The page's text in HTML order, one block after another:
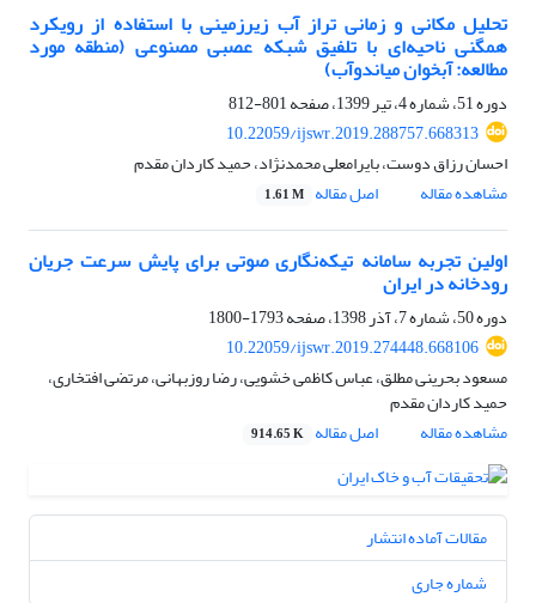
تحلیل مکانی و زمانی تراز آب زیرزمینی با استفاده از رویکرد
همگنی ناحیه‌ای با تلفیق شبکه عصبی مصنوعی (منطقه مورد
مطالعه: آبخوان میاندوآب)
دوره 51، شماره 4، تیر 1399، صفحه
801-812
10.22059/ijswr.2019.288757.668313
احسان رزاق دوست، بایرامعلی محمدنژاد، حمید کاردان مقدم
مشاهده مقاله
اصل مقاله 1.61 M
اولین تجربه سامانه تیکه‌نگاری صوتی برای پایش سرعت جریان
رودخانه در ایران
دوره 50، شماره 7، آذر 1398، صفحه
1793-1800
10.22059/ijswr.2019.274448.668106
مسعود بحرینی مطلق، عباس کاظمی خشویی، رضا روزبهانی، مرتضی افتخاری،
حمید کاردان مقدم
مشاهده مقاله
اصل مقاله 914.65 K
مقالات آماده انتشار
شماره جاری